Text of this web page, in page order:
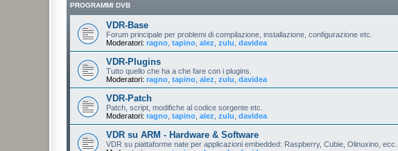
PROGRAMMI DVB
VDR-Base
Forum principale per problemi di compilazione, installazione, configurazione etc.
Moderatori: ragno tapino alez zulu davidea
VDR-Plugins
Tutto quello che ha a che fare con i plugins.
Moderatori: ragno tapino alez zulu davidea
VDR-Patch
Patch, script, modifiche al codice sorgente etc.
Moderatori: ragno tapino alez zulu davidea
VDR su ARM - Hardware & Software
VDR su piattaforme nate per applicazioni embedded: Raspberry, Cubie, Olinuxino, ecc...